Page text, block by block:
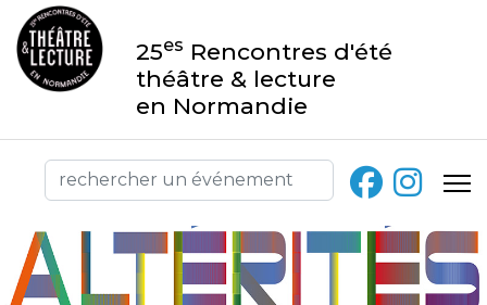
25es Rencontres d'été
théâtre & lecture
en Normandie